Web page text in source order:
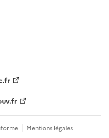
Mentions légales